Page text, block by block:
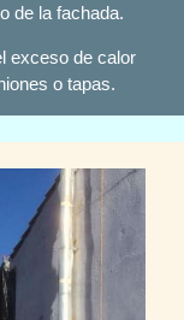
de la fachada.
exceso de calor
o tapas.